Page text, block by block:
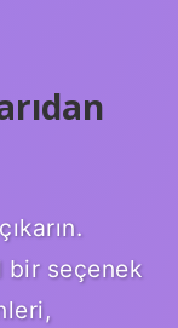
bir seçenek